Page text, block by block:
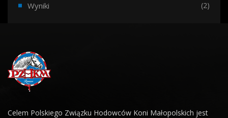
Wyniki (2)
Celem Polskiego Związku Hodowców Koni Małopolskich jest